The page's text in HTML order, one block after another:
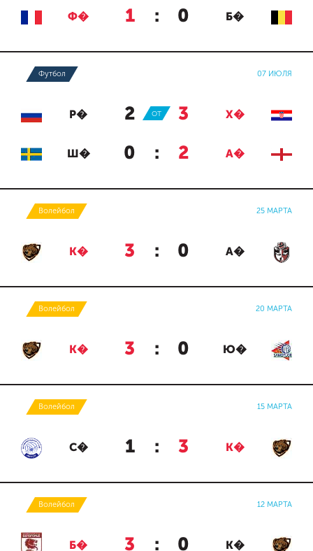
Ф� 1 : 0 Б�
Футбол 07 ИЮЛЯ
Р� 2 : 3 Х�
ОТ
Ш� 0 : 2 А�
Волейбол 25 МАРТА
К� 3 : 0 А�
Волейбол 20 МАРТА
К� 3 : 0 Ю�
Волейбол 15 МАРТА
С� 1 : 3 К�
Волейбол 12 МАРТА
Б� 3 : 0 К�